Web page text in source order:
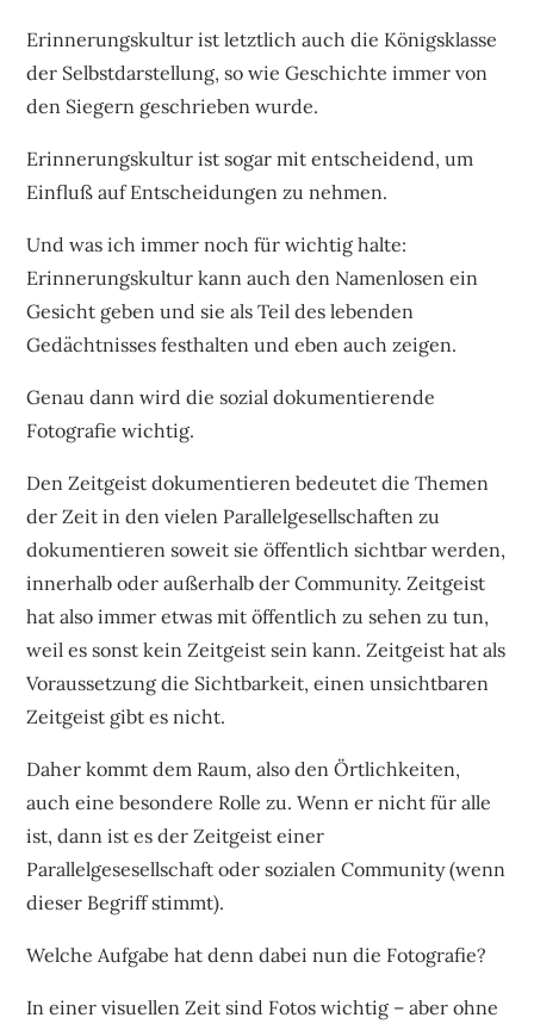
Erinnerungskultur ist letztlich auch die Königsklasse
der Selbstdarstellung, so wie Geschichte immer von
den Siegern geschrieben wurde.
Erinnerungskultur ist sogar mit entscheidend, um
Einfluß auf Entscheidungen zu nehmen.
Und was ich immer noch für wichtig halte:
Erinnerungskultur kann auch den Namenlosen ein
Gesicht geben und sie als Teil des lebenden
Gedächtnisses festhalten und eben auch zeigen.
Genau dann wird die sozial dokumentierende
Fotografie wichtig.
Den Zeitgeist dokumentieren bedeutet die Themen
der Zeit in den vielen Parallelgesellschaften zu
dokumentieren soweit sie öffentlich sichtbar werden,
innerhalb oder außerhalb der Community. Zeitgeist
hat also immer etwas mit öffentlich zu sehen zu tun,
weil es sonst kein Zeitgeist sein kann. Zeitgeist hat als
Voraussetzung die Sichtbarkeit, einen unsichtbaren
Zeitgeist gibt es nicht.
Daher kommt dem Raum, also den Örtlichkeiten,
auch eine besondere Rolle zu. Wenn er nicht für alle
ist, dann ist es der Zeitgeist einer
Parallelgesesellschaft oder sozialen Community (wenn
dieser Begriff stimmt).
Welche Aufgabe hat denn dabei nun die Fotografie?
In einer visuellen Zeit sind Fotos wichtig – aber ohne